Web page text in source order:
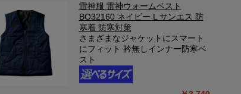
雷神服 雷神ウォームベスト
BO32160 ネイビー L サンエス 防
寒着 防寒対策
さまざまなジャケットにスマート
にフィット 衿無しインナー防寒ベ
スト